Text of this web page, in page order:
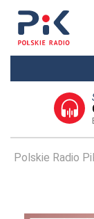
Polskie Radio